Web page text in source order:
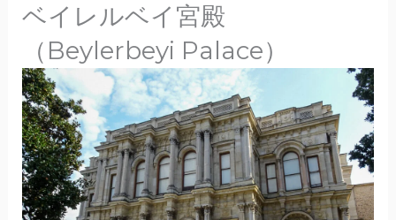
ベイレルベイ宮殿
（Beylerbeyi Palace）